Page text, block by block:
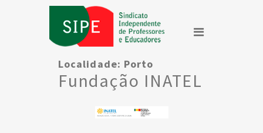
Localidade: Porto
Fundação INATEL